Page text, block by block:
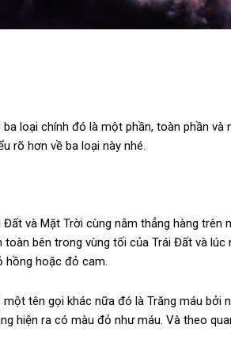
ba loại chính đó là một phần, toàn phần và
rõ hơn về ba loại này nhé.
và Mặt Trời cùng nằm thẳng hàng trên
bên trong vùng tối của Trái Đất và lúc
hồng hoặc đỏ cam.
tên gọi khác nữa đó là Trăng máu bởi
hiện ra có màu đỏ như máu. Và theo